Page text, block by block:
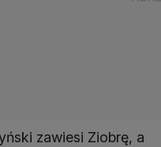
zawiesi Ziobrę, a